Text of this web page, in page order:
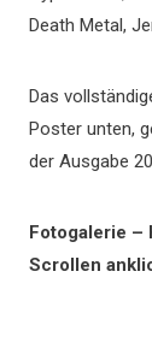
Death Metal,
Das
Poster unten,
der Ausgabe
Fotogalerie –
Scrollen